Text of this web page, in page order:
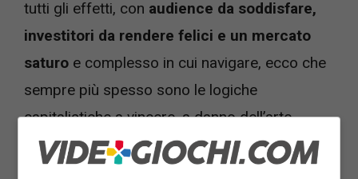
tutti gli effetti, con audience da soddisfare,
investitori da rendere felici e un mercato
saturo e complesso in cui navigare, ecco che
sempre più spesso sono le logiche
capitalistiche a vincere, a danno dell’arte.
In queste ore é stato annunciato daGOGche